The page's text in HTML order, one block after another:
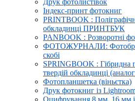
Друк фотолистівок
Індекс-принт фотокниг
PRINTBOOK :
обкладинці ПРИНТБУК
PANBOOK : Розворотні
ФОТОЖУРНАЛИ:
скобі
SPRINGBOOK : Гібридна
твердій обкладинці
Фотопланшетка (віньєтка)
Друк фотокниг із